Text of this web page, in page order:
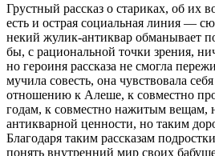
Грустный рассказ о стариках, об их
есть и острая социальная линия —
некий жулик-антиквар обманывает
бы, с рациональной точки зрения,
но героиня рассказа не смогла
мучила совесть, она чувствовала
отношению к Алеше, к совместно
годам, к совместно нажитым вещам,
антикварной ценности, но таким
Благодаря таким рассказам
понять внутренний мир своих